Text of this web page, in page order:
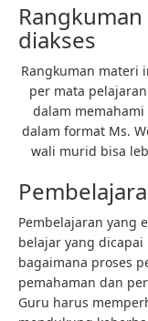
diakses
Rangkuman materi
per mata
dalam
dalam format Ms.
wali murid bisa
Pembelajaran yang
belajar yang
bagaimana proses
pemahaman dan
Guru harus